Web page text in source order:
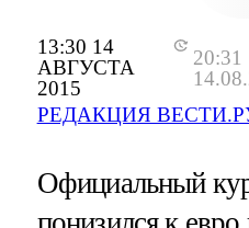
13:30 14
АВГУСТА
2015
20:31
РЕДАКЦИЯ
Официальный